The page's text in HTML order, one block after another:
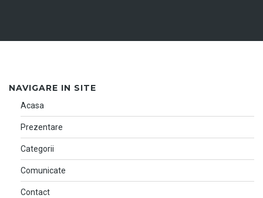
NAVIGARE IN SITE
Acasa
Prezentare
Categorii
Comunicate
Contact